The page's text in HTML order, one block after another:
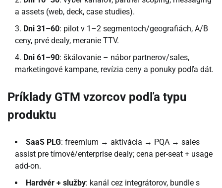
a assets (web, deck, case studies).
Dni 31–60: pilot v 1–2 segmentoch/geografiách, A/B
ceny, prvé dealy, meranie TTV.
Dni 61–90: škálovanie – nábor partnerov/sales,
marketingové kampane, revízia ceny a ponuky podľa dát.
Príklady GTM vzorcov podľa typu
produktu
SaaS PLG: freemium → aktivácia → PQA → sales
assist pre tímové/enterprise dealy; cena per-seat + usage
add-on.
Hardvér + služby: kanál cez integrátorov, bundle s